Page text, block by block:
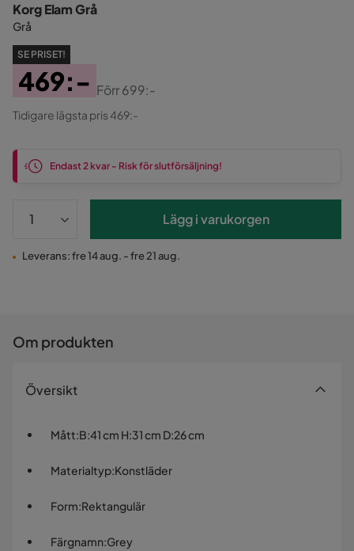
Korg Elam Grå
Grå
SE PRISET!
Pris
469:-
Original
Pris
Förr699:-
Tidigare lägsta pris 469:-
Endast 2 kvar - Risk för slutförsäljning!
Lägg i varukorgen
Leverans: fre 14 aug. - fre 21 aug.
Om produkten
Översikt
Mått:B:41 cm H:31 cm D:26 cm
Materialtyp:Konstläder
Form:Rektangulär
Färgnamn:Grey